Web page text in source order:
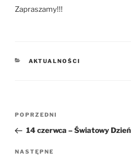
Zapraszamy!!!
KATEGORIE
AKTUALNOŚCI
wpisu
Poprzedni
wpis
POPRZEDNI
14 czerwca – Światowy
Następny
NASTĘPNE